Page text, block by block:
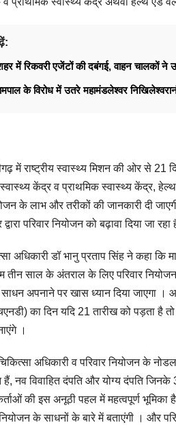
में रिकवरी एजेंटों की दबंगई, वाहन चालकों ने
के विरोध में उतरे महामंडलेश्वर
में राष्ट्रीय स्वास्थ्य मिशन की ओर से 21
केंद्र व प्राथमिक स्वास्थ्य केंद्र,
के लाभ और तरीकों की जानकारी दी
परिवार नियोजन को बढ़ावा दिया जा
अधिकारी डॉ भानु प्रताप सिंह ने कहा कि
साल के अंतराल के लिए परिवार
अपनाने पर खास ध्यान दिया जाएगा ।
का दिन यदि 21 तारीख को पड़ता है
।
अधिकारी व परिवार नियोजन के
हैं, नव विवाहित दंपति और योग्य दंपति
की इस अनूठी पहल में महत्वपूर्ण भूमिका
नियोजन के साधनों के बारे में बताएंगी । और